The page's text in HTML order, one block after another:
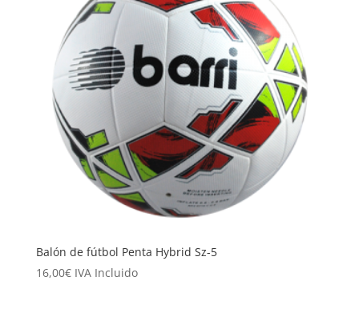
Balón de fútbol Penta Hybrid Sz-5
16,00€ IVA Incluido